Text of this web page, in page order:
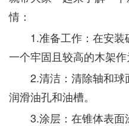
情：
1.准备工作：在安装
一个牢固且较高的木架作
2.清洁：清除轴和球
润滑油孔和油槽。
3.涂层：在锥体表面